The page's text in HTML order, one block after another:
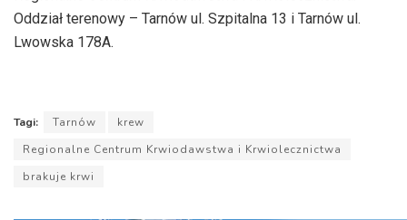
Oddział terenowy – Tarnów ul. Szpitalna 13 i Tarnów ul.
Lwowska 178A.
Tagi: Tarnów
krew
Regionalne Centrum Krwiodawstwa i Krwiolecznictwa
brakuje krwi